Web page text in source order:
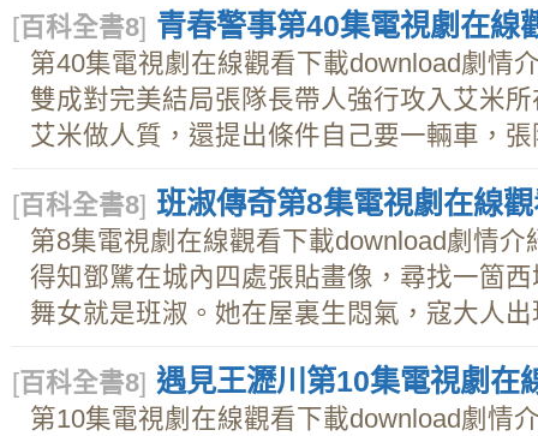
[百科全書8] 青春警事第40集電視劇在線
第40集電視劇在線觀看下載download劇情
雙成對完美結局張隊長帶人強行攻入艾米
艾米做人質，還提出條件自己要一輛車，
[百科全書8] 班淑傳奇第8集電視劇在線
第8集電視劇在線觀看下載download劇情
得知鄧騭在城內四處張貼畫像，尋找一箇
舞女就是班淑。她在屋裏生悶氣，寇大人
[百科全書8] 遇見王瀝川第10集電視劇在
第10集電視劇在線觀看下載download劇情